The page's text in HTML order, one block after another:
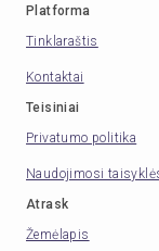
Platforma
Tinklaraštis
Kontaktai
Teisiniai
Privatumo politika
Naudojimosi
Atrask
Žemėlapis